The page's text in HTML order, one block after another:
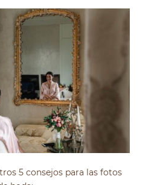
5 consejos para las fotos